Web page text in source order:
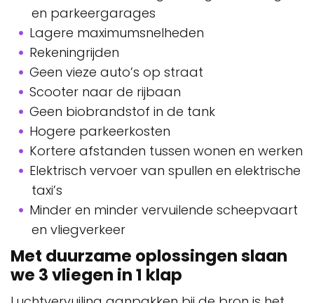
en parkeergarages
Lagere maximumsnelheden
Rekeningrijden
Geen vieze auto’s op straat
Scooter naar de rijbaan
Geen biobrandstof in de tank
Hogere parkeerkosten
Kortere afstanden tussen wonen en werken
Elektrisch vervoer van spullen en elektrische
taxi’s
Minder en minder vervuilende scheepvaart
en vliegverkeer
Met duurzame oplossingen slaan
we 3 vliegen in 1 klap